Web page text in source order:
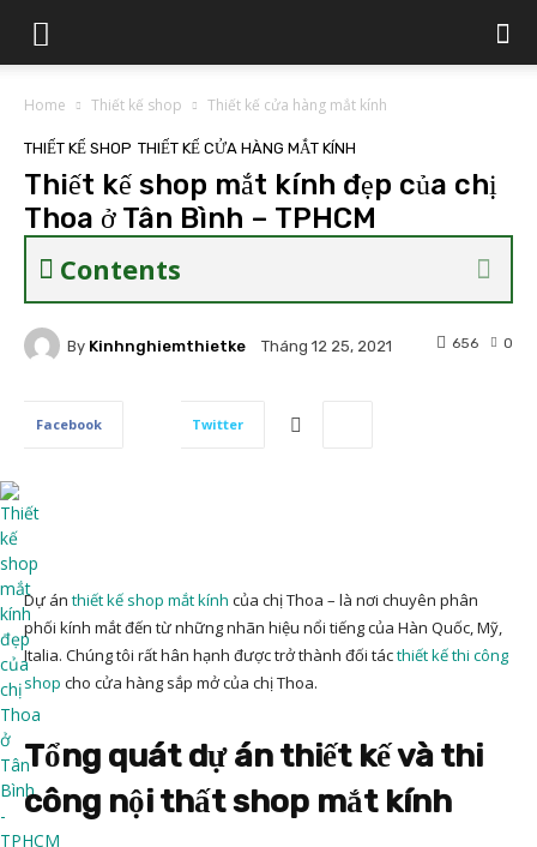
Home Thiết kế shop Thiết kế cửa hàng mắt kính
THIẾT KẾ SHOP THIẾT KẾ CỬA HÀNG MẮT KÍNH
Thiết kế shop mắt kính đẹp của chị
Thoa ở Tân Bình – TPHCM
Contents
By Kinhnghiemthietke Tháng 12 25, 2021 0
656
Facebook Twitter
Dự án thiết kế shop mắt kính của chị Thoa – là nơi chuyên phân
phối kính mắt đến từ những nhãn hiệu nổi tiếng của Hàn Quốc, Mỹ,
Italia. Chúng tôi rất hân hạnh được trở thành đối tácthiết kế thi công
shop cho cửa hàng sắp mở của chị Thoa.
Tổng quát dự án thiết kế và thi
công nội thất shop mắt kính